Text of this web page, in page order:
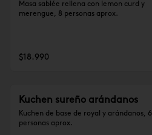
Masa sablée rellena con lemon curd y
merengue, 8 personas aprox.
$18.990
Kuchen sureño arándanos
Kuchen de base de royal y arándanos, 6
personas aprox.